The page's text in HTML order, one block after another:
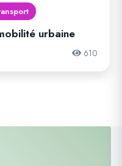
urbaine
610